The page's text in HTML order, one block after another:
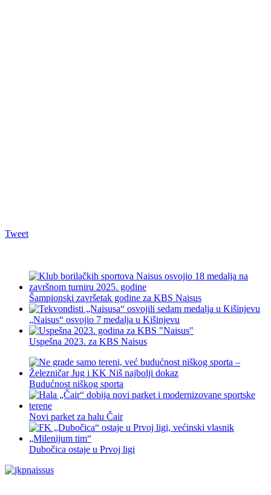
Tweet
Šampionski završetak godine za KBS Naisus
„Naisus“ osvojio 7 medalja u Kišinjevu
Uspešna 2023. za KBS Naisus
Budućnost niškog sporta
Novi parket za halu Čair
Dubočica ostaje u Prvoj ligi